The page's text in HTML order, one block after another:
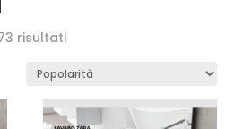
risultatiPopolarità